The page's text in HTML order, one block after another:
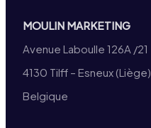
MOULIN MARKETING
Avenue Laboulle 126A /21
4130 Tilff – Esneux (Liège)
Belgique